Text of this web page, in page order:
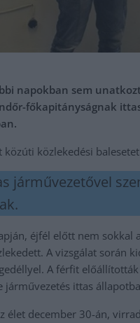
napokban sem
főkapitányságnak
közlekedési
járművezetővel
éjfél előtt nem
A vizsgálat során
A férfit előállították
ittas
élet december 30-án,